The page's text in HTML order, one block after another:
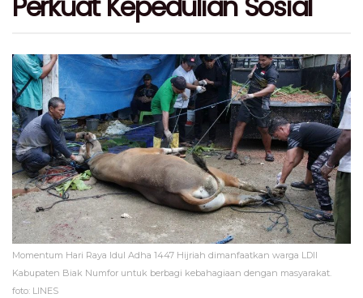
Momentum Hari Raya Idul Adha 1447 Hijriah dimanfaatkan warga LDII
Kabupaten Biak Numfor untuk berbagi kebahagiaan dengan masyarakat.
foto: LINES